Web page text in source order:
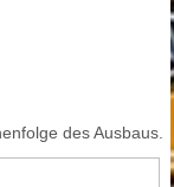
des Ausbaus.